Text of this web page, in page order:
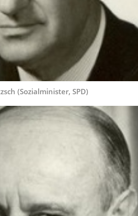
(Sozialminister, SPD)